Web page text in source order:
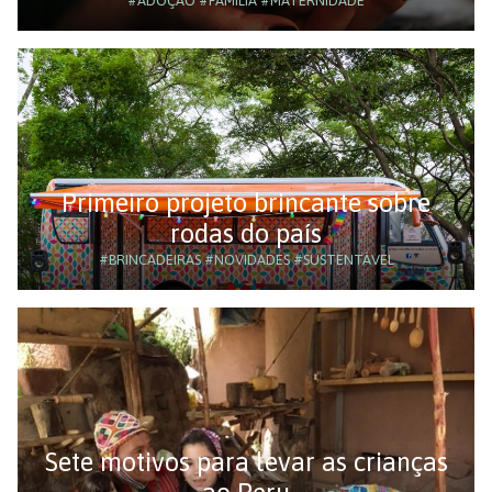
Primeiro projeto brincante sobre
rodas do país
#BRINCADEIRAS#NOVIDADES#SUSTENTÁVEL
Sete motivos para levar as crianças